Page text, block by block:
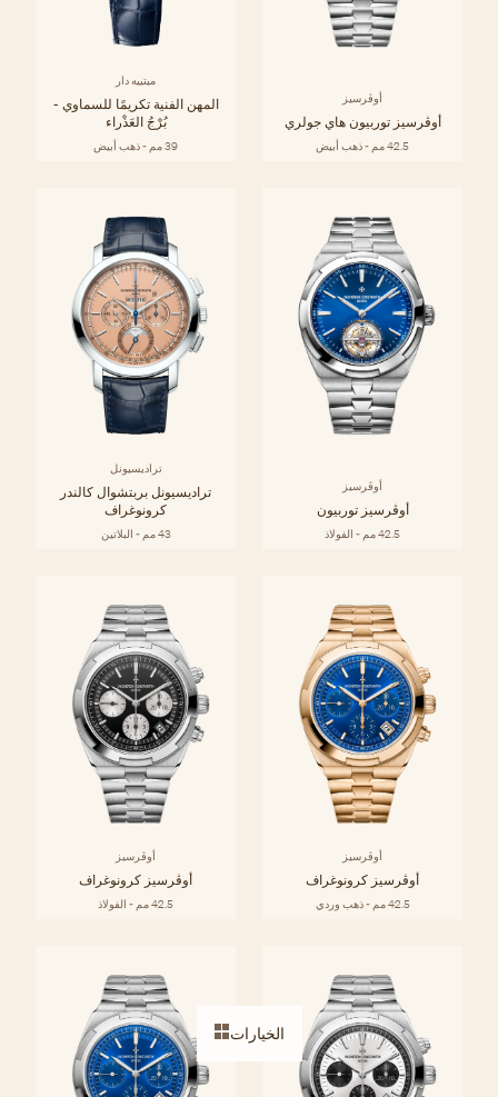
الخيارات
أوڤرسيز
أوڤرسيز توربيون هاي جولري
42.5 مم - ذهب أبيض
ميتييه دار
المهن الفنية تكريمًا للسماوي -
بُرْجُ العَذْراء
39 مم - ذهب أبيض
أوڤرسيز
أوڤرسيز توربيون
42.5 مم - الفولاذ
تراديسيونل
تراديسيونل بربتشوال كالندر
كرونوغراف
43 مم - البلاتين
أوڤرسيز
أوڤرسيز كرونوغراف
42.5 مم - ذهب وردي
أوڤرسيز
أوڤرسيز كرونوغراف
42.5 مم - الفولاذ